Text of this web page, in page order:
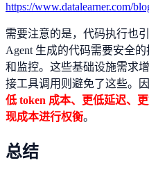
https://www.datalearner.com/
需要注意的是，代码执行也
Agent 生成的代码需要安全
和监控。这些基础设施需求
接工具调用则避免了这些。因
低 token 成本、更低延迟、
现成本进行权衡。
总结